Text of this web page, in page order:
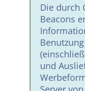
Die durch
Beacons
und